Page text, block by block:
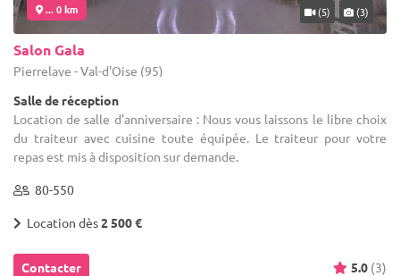
... 0 km (5) (3)
Salon Gala
Pierrelaye - Val-d'Oise (95)
Salle de réception
Location de salle d'anniversaire : Nous vous laissons le libre choix
du traiteur avec cuisine toute équipée. Le traiteur pour votre
repas est mis à disposition sur demande.
80-550
Location dès2 500 €
Contacter 5.0 (3)